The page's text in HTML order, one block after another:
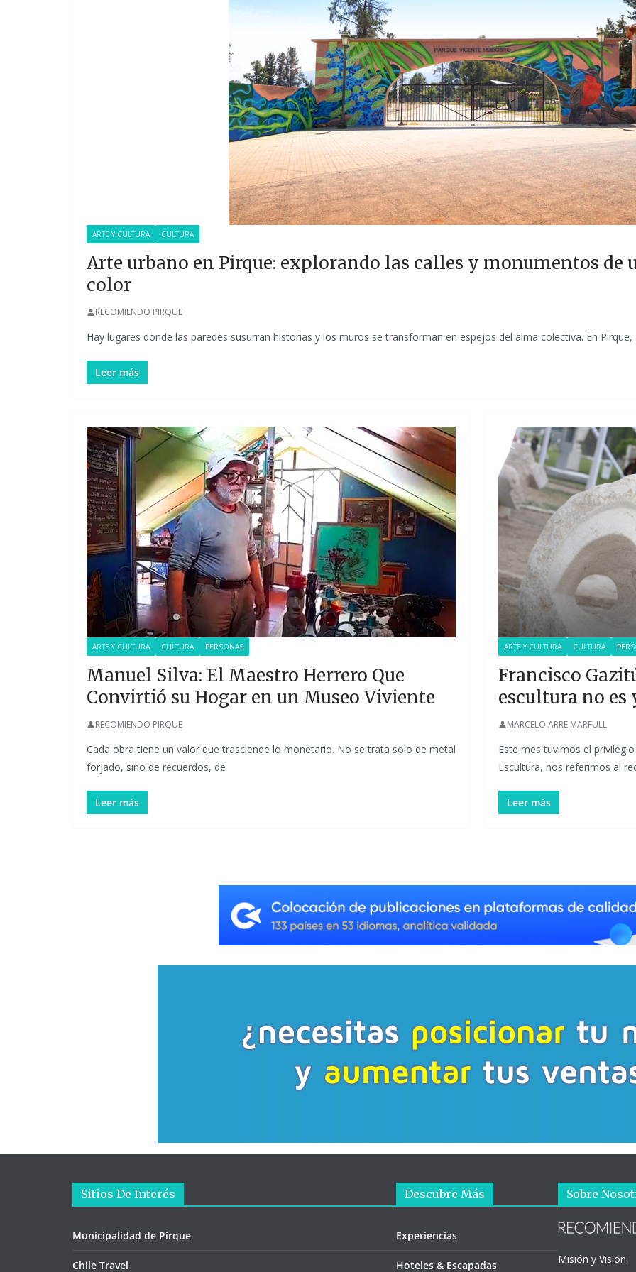
ARTE Y CULTURA CULTURA
Arte urbano en Pirque: explorando las calles y monumentos
color
RECOMIENDO PIRQUE
Hay lugares donde las paredes susurran historias y los muros se transforman en espejos del alma colectiva. En Pirque,
Leer más
ARTE Y CULTURA CULTURA PERSONAS
Manuel Silva: El Maestro Herrero Que
Convirtió su Hogar en un Museo Viviente
RECOMIENDO PIRQUE
Cada obra tiene un valor que trasciende lo monetario. No se trata solo de metal
forjado, sino de recuerdos, de
Leer más
ARTE Y CULTURA CULTURA
Francisco
escultura no es
MARCELO ARRE MARFULL
Este mes tuvimos el
Escultura, nos referimos al
Leer más
Sitios De Interés
Municipalidad de Pirque
Chile Travel
Descubre Más
Experiencias
Hoteles & Escapadas
Sobre
Misión y Visión